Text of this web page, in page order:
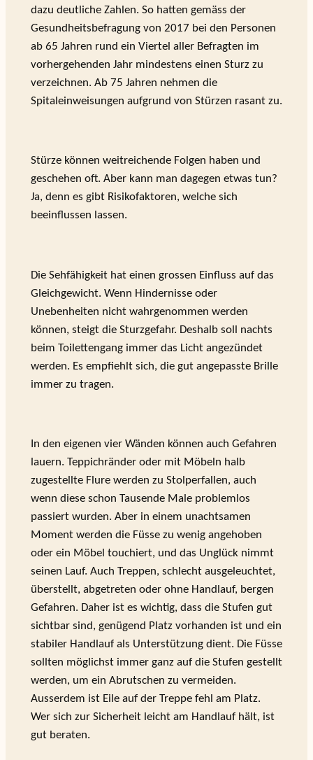
dazu deutliche Zahlen. So hatten gemäss der
Gesundheitsbefragung von 2017 bei den Personen
ab 65 Jahren rund ein Viertel aller Befragten im
vorhergehenden Jahr mindestens einen Sturz zu
verzeichnen. Ab 75 Jahren nehmen die
Spitaleinweisungen aufgrund von Stürzen rasant zu.
Stürze können weitreichende Folgen haben und
geschehen oft. Aber kann man dagegen etwas tun?
Ja, denn es gibt Risikofaktoren, welche sich
beeinflussen lassen.
Die Sehfähigkeit hat einen grossen Einfluss auf das
Gleichgewicht. Wenn Hindernisse oder
Unebenheiten nicht wahrgenommen werden
können, steigt die Sturzgefahr. Deshalb soll nachts
beim Toilettengang immer das Licht angezündet
werden. Es empfiehlt sich, die gut angepasste Brille
immer zu tragen.
In den eigenen vier Wänden können auch Gefahren
lauern. Teppichränder oder mit Möbeln halb
zugestellte Flure werden zu Stolperfallen, auch
wenn diese schon Tausende Male problemlos
passiert wurden. Aber in einem unachtsamen
Moment werden die Füsse zu wenig angehoben
oder ein Möbel touchiert, und das Unglück nimmt
seinen Lauf. Auch Treppen, schlecht ausgeleuchtet,
überstellt, abgetreten oder ohne Handlauf, bergen
Gefahren. Daher ist es wichtig, dass die Stufen gut
sichtbar sind, genügend Platz vorhanden ist und ein
stabiler Handlauf als Unterstützung dient. Die Füsse
sollten möglichst immer ganz auf die Stufen gestellt
werden, um ein Abrutschen zu vermeiden.
Ausserdem ist Eile auf der Treppe fehl am Platz.
Wer sich zur Sicherheit leicht am Handlauf hält, ist
gut beraten.